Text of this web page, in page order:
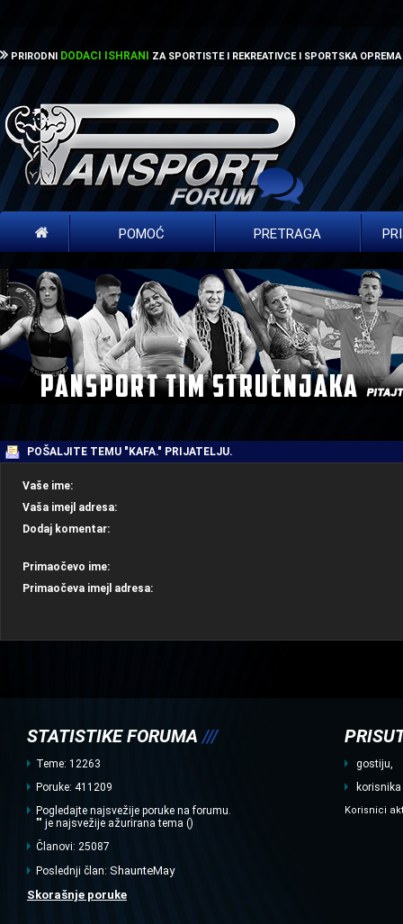
PRIRODNI DODACI ISHRANI ZA SPORTISTE I REKREATIVCE I SPORTSKA OPREMA
POMOĆ PRETRAGA
POŠALJITE TEMU "KAFA." PRIJATELJU.
Vaše ime:
Vaša imejl adresa:
Dodaj komentar:
Primaočevo ime:
Primaočeva imejl adresa:
STATISTIKE FORUMA ///
Teme: 12263
Poruke: 411209
Pogledajte najsvežije poruke na forumu.
"" je najsvežije ažurirana tema ()
Članovi: 25087
Poslednji član: ShaunteMay
Skorašnje poruke
gostiju,
korisnika
Korisnici